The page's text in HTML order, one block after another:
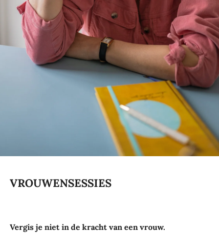
VROUWENSESSIES
Vergis je niet in de kracht van een vrouw.